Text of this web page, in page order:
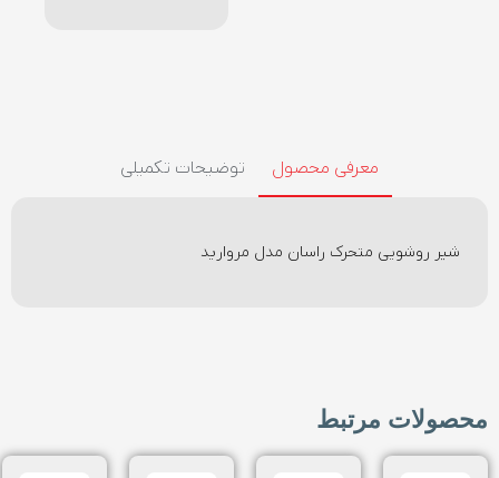
معرفی محصول توضیحات تکمیلی
شیر روشویی متحرک راسان مدل مروارید
محصولات مرتبط